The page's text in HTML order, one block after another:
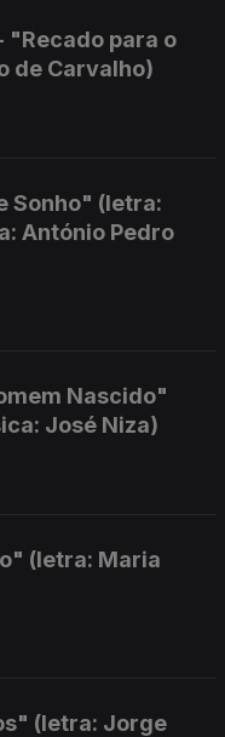
"Recado para o
de Carvalho)
Sonho" (letra:
António Pedro
Nascido"
José Niza)
(letra: Maria
(letra: Jorge